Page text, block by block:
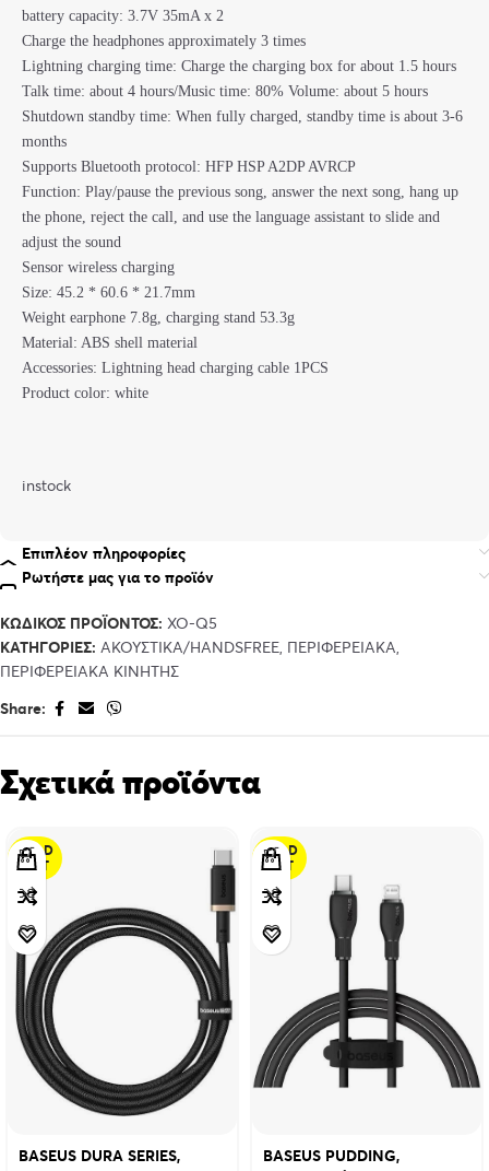
battery capacity: 3.7V 35mA x 2
Charge the headphones approximately 3 times
Lightning charging time: Charge the charging box for about 1.5 hours
Talk time: about 4 hours/Music time: 80% Volume: about 5 hours
Shutdown standby time: When fully charged, standby time is about 3-6
months
Supports Bluetooth protocol: HFP HSP A2DP AVRCP
Function: Play/pause the previous song, answer the next song, hang up
the phone, reject the call, and use the language assistant to slide and
adjust the sound
Sensor wireless charging
Size: 45.2 * 60.6 * 21.7mm
Weight earphone 7.8g, charging stand 53.3g
Material: ABS shell material
Accessories: Lightning head charging cable 1PCS
Product color: white
instock
Επιπλέον πληροφορίες
Ρωτήστε μας για το προϊόν
ΚΩΔΙΚΌΣ ΠΡΟΪΌΝΤΟΣ: XO-Q5
ΚΑΤΗΓΟΡΊΕΣ: ΑΚΟΥΣΤΙΚΑ/HANDSFREE ΠΕΡΙΦΕΡΕΙΑΚΑ
ΠΕΡΙΦΕΡΕΙΑΚΑ ΚΙΝΗΤΗΣ
Share:
Σχετικά προϊόντα
SOLD
OUT
BASEUS DURA SERIES,
SOLD
OUT
BASEUS PUDDING,